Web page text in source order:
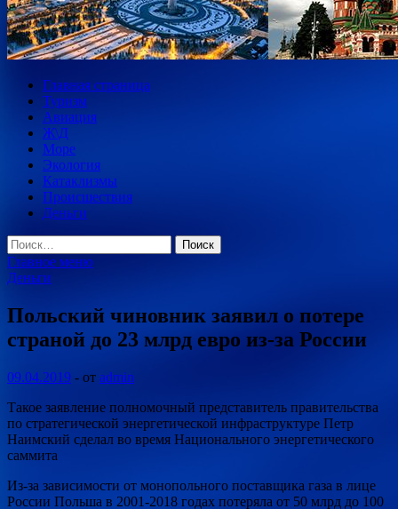
Главная страница
Туризм
Авиация
Ж\Д
Море
Экология
Катаклизмы
Происшествия
Деньги
Найти:
Главное меню
Деньги
Польский чиновник заявил о потере
страной до 23 млрд евро из-за России
09.04.2019 - от admin
Такое заявление полномочный представитель правительства
по стратегической энергетической инфраструктуре Петр
Наимский сделал во время Национального энергетического
саммита
Из-за зависимости от монопольного поставщика газа в лице
России Польша в 2001-2018 годах потеряла от 50 млрд до 100